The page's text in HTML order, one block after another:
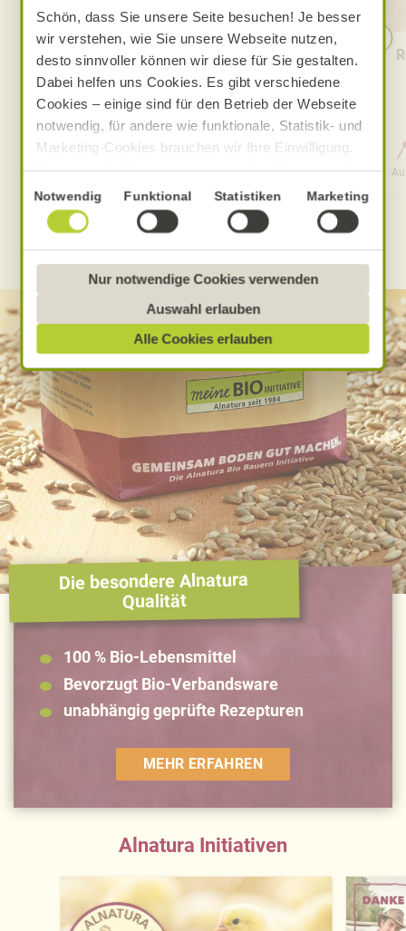
Schön, dass Sie unsere Seite besuchen! Je besser
wir verstehen, wie Sie unsere Webseite nutzen,
desto sinnvoller können wir diese für Sie gestalten.
Dabei helfen uns Cookies. Es gibt verschiedene
Cookies – einige sind für den Betrieb der Webseite
notwendig, für andere wie funktionale, Statistik- und
Marketing-Cookies brauchen wir Ihre Einwilligung.
Das optimale Nutzererlebnis erhalten Sie, wenn Sie
„Alle Cookies erlauben“ anklicken. Ihre Einwilligung
umfasst in diesem Fall auch den Einsatz von
Dienstleistern in Drittländern, die kein mit der EU
Sofern personenbezogene Daten dorthin übermittelt
werden, besteht das Risiko, dass diese erfasst und
analysiert werden und Betroffenenrechte nicht
durchgesetzt werden könnten. Sie können jederzeit
Ihre Einwilligung zur Datenverarbeitung und
-übermittlung widerrufen und Tools deaktivieren.
Ausführliche Informationen finden Sie in unserer
Datenschutzerklärung.
Näheres über uns erfahren Sie in unserem
Impressum.
Einwilligungsauswahl
Notwendig Funktional Statistiken Marketing
Alle Cookies erlauben
Auswahl erlauben
Nur notwendige Cookies verwenden
Pfirsich-Eistee
Aufwand
0 Std. 15 Min.
Gesamtzeit
WEITERE ALNATURA REZEPTE FINDEN
Die besondere Alnatura
Qualität
100 % Bio-Lebensmittel
Bevorzugt Bio-Verbandsware
unabhängig geprüfte Rezepturen
MEHR ERFAHREN
Alnatura Initiativen